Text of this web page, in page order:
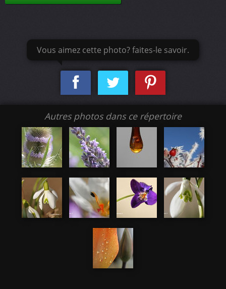
Vous aimez cette photo? faites-le savoir.
Autres photos dans ce répertoire